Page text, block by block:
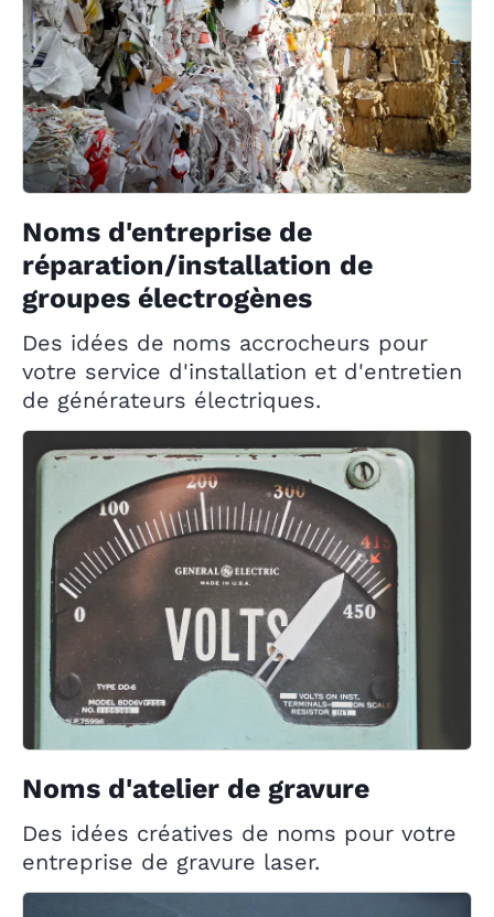
Noms d'entreprise de
réparation/installation de
groupes électrogènes
Des idées de noms accrocheurs pour
votre service d'installation et d'entretien
de générateurs électriques.
Noms d'atelier de gravure
Des idées créatives de noms pour votre
entreprise de gravure laser.